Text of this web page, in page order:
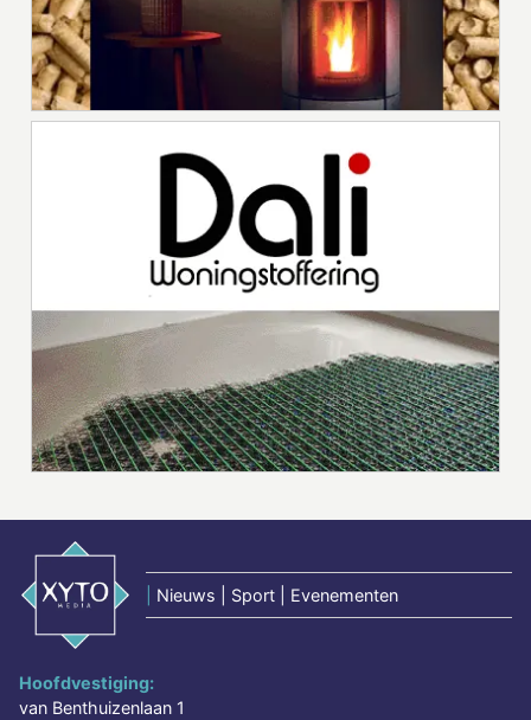
Nieuws | Sport | Evenementen
Hoofdvestiging:
van Benthuizenlaan 1